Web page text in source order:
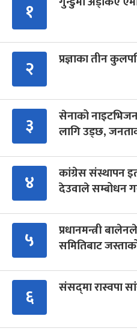
१
२ प्रज्ञाका तीन
३
सेनाको
लागि उड्छ,
४
कांग्रेस संस्थापन
देउवाले सम्बोधन
५
प्रधानमन्त्री
समितिबाट
६ संसद्‍मा रास्वपा